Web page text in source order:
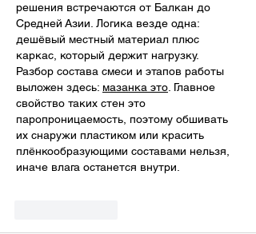
решения встречаются от Балкан до
Средней Азии. Логика везде одна:
дешёвый местный материал плюс
каркас, который держит нагрузку.
Разбор состава смеси и этапов работы
выложен здесь: мазанка это. Главное
свойство таких стен это
паропроницаемость, поэтому обшивать
их снаружи пластиком или красить
плёнкообразующими составами нельзя,
иначе влага останется внутри.